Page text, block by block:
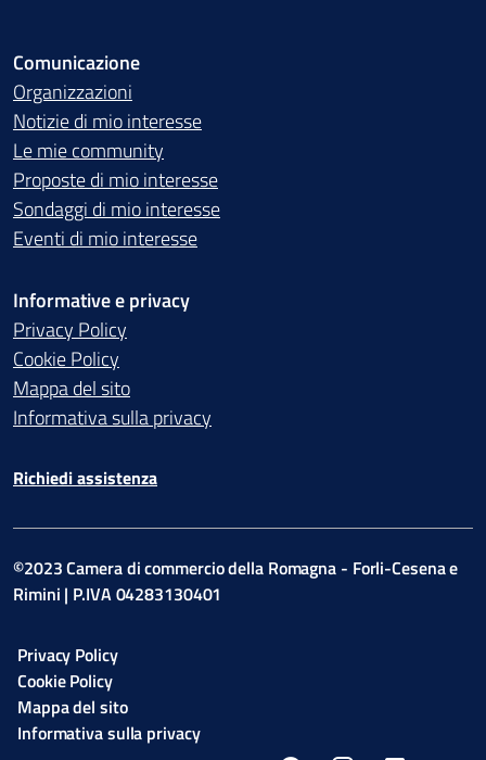
Comunicazione
Organizzazioni
Notizie di mio interesse
Le mie community
Proposte di mio interesse
Sondaggi di mio interesse
Eventi di mio interesse
Informative e privacy
Privacy Policy
Cookie Policy
Mappa del sito
Informativa sulla privacy
Richiedi assistenza
©2023 Camera di commercio della Romagna - Forli-Cesena e
Rimini | P.IVA 04283130401
Privacy Policy
Cookie Policy
Mappa del sito
Informativa sulla privacy